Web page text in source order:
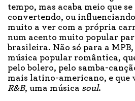
tempo, mas acaba meio que
convertendo, ou influenciando
muito a ver com a própria
num acento muito popular
brasileira. Não só para a
música popular romântica,
pelo bolero, pelo samba-
mais latino-americano, e que
R&B, uma música soul.